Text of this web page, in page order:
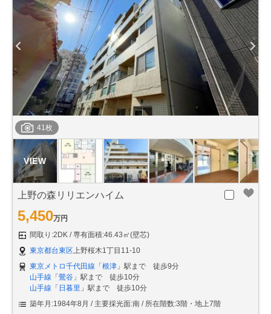
41枚
上野の森リリエンハイム
5,450万円
間取り:2DK
専有面積:46.43㎡(壁芯)
東京都台東区上野桜木1丁目11-10
東京メトロ千代田線 「 根津 」駅まで 徒歩9分
山手線 「 鶯谷 」駅まで 徒歩10分
山手線 「 日暮里 」駅まで 徒歩10分
築年月:1984年8月
主要採光面:南 所在階数:3階・地上7階